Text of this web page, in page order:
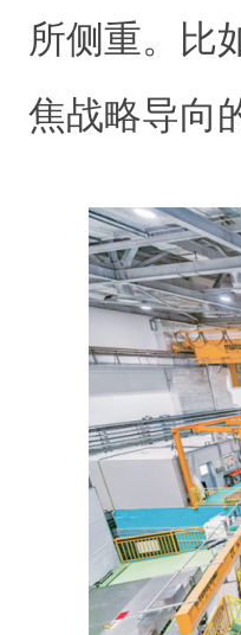
所侧重。比
焦战略导向